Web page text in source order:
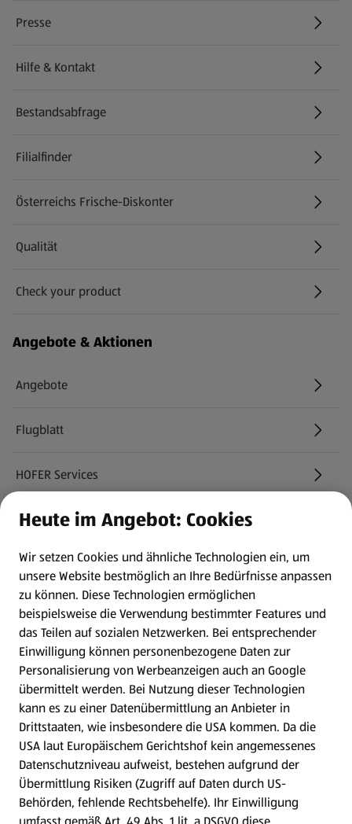
Presse
Hilfe & Kontakt
(öffnet in einem neuen Tab)
Bestandsabfrage
(öffnet in einem neuen Tab)
Filialfinder
Österreichs Frische-Diskonter
Qualität
Check your product
(öffnet in einem neuen Tab)
Angebote & Aktionen
Angebote
Flugblatt
HOFER Services
Newsletter
WhatsApp
Gewinnspiele
Mein HOFER. Meine Einkäufe.
Meine Meinung. Mein HOFER.
Gutscheingroßbestellung
(öffnet in einem neuen Tab)
Folge uns hier:
Heute im Angebot: Cookies
Wir setzen Cookies und ähnliche Technologien ein, um
unsere Website bestmöglich an Ihre Bedürfnisse anpassen
zu können. Diese Technologien ermöglichen
beispielsweise die Verwendung bestimmter Features und
das Teilen auf sozialen Netzwerken. Bei entsprechender
Einwilligung können personenbezogene Daten zur
Personalisierung von Werbeanzeigen auch an Google
übermittelt werden. Bei Nutzung dieser Technologien
kann es zu einer Datenübermittlung an Anbieter in
Drittstaaten, wie insbesondere die USA kommen. Da die
USA laut Europäischem Gerichtshof kein angemessenes
Datenschutzniveau aufweist, bestehen aufgrund der
Übermittlung Risiken (Zugriff auf Daten durch US-
Behörden, fehlende Rechtsbehelfe). Ihr Einwilligung